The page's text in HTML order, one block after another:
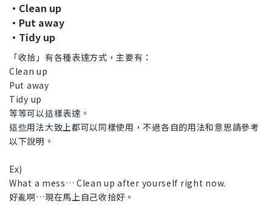
・Clean up
・Put away
・Tidy up
「收拾」有各種表達方式，主要有：
Clean up
Put away
Tidy up
等等可以這樣表達。
這些用法大致上都可以同樣使用，不過各自的用法和意思請參考
以下說明。
Ex)
What a mess… Clean up after yourself right now.
好亂啊…現在馬上自己收拾好。